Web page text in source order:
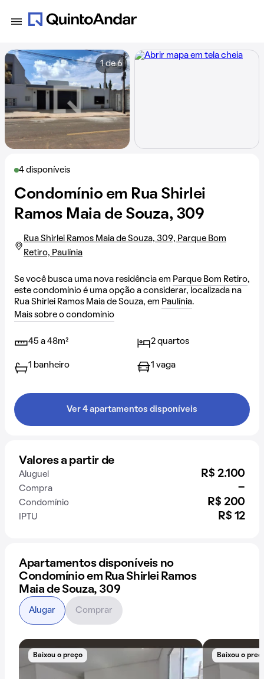
4 disponíveis
Condomínio em Rua Shirlei
Ramos Maia de Souza, 309
Rua Shirlei Ramos Maia de Souza, 309, Parque Bom
Retiro, Paulínia
Se você busca uma nova residência em Parque Bom Retiro,
este condomínio é uma opção a considerar, localizada na
Rua Shirlei Ramos Maia de Souza, em Paulínia.
Mais sobre o condomínio
45 a 48m² 2 quartos
1 banheiro 1 vaga
Ver 4 apartamentos disponíveis
Valores a partir de
Aluguel R$ 2.100
Compra -
Condomínio R$ 200
IPTU R$ 12
1 de 6
Apartamentos disponíveis no
Condomínio em Rua Shirlei Ramos
Maia de Souza, 309
Baixou o preço Baixou o
Alugar Comprar